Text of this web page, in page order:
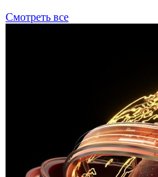
Смотреть все